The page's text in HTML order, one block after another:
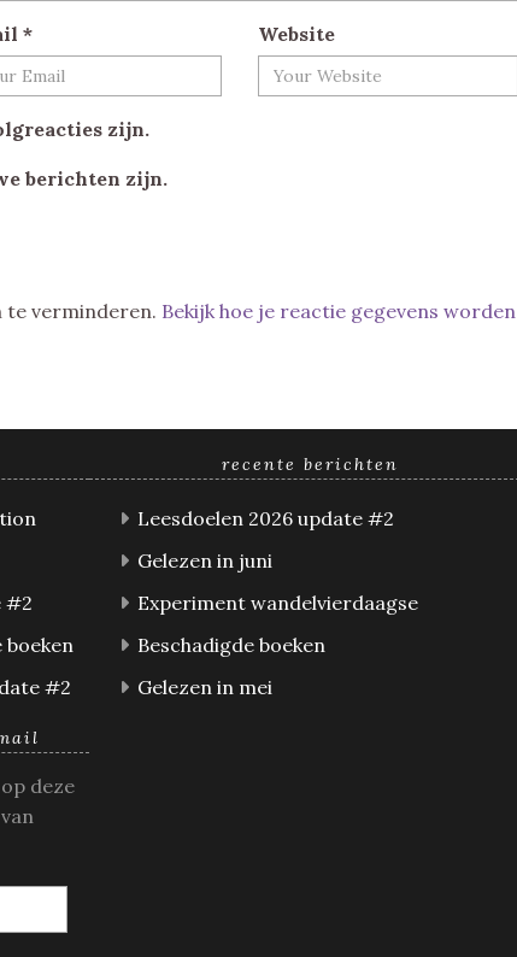
* Website
zijn.
berichten zijn.
te verminderen. Bekijk hoe je reactie gegevens worden
#2
boeken
#2
recente berichten
Leesdoelen 2026 update #2
Gelezen in juni
Experiment wandelvierdaagse
Beschadigde boeken
Gelezen in mei
deze